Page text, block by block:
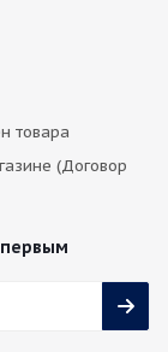
товара
(Договор
первым